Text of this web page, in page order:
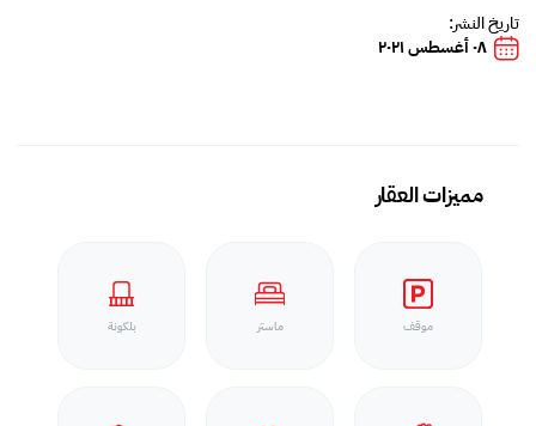
تاريخ النشر:
٠٨ أغسطس ٢٠٢١
مميزات العقار
موقف ماستر بلكونة